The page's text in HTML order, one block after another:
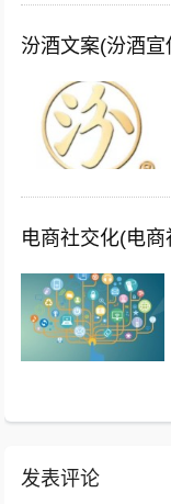
汾酒文案(汾酒宣
电商社交化(电
发表评论